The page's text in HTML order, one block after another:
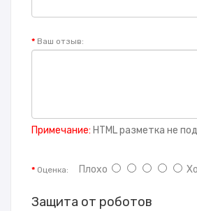
Ваш отзыв:
Примечание: HTML разметка не
Оценка: Плохо
Защита от роботов